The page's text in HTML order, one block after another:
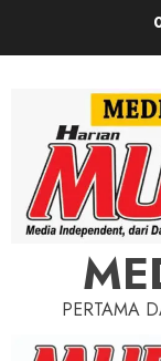
PERTAMA